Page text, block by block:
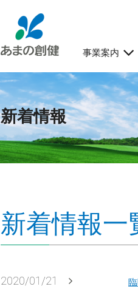
事業案内
新着情報
新着情報一
2020/01/21